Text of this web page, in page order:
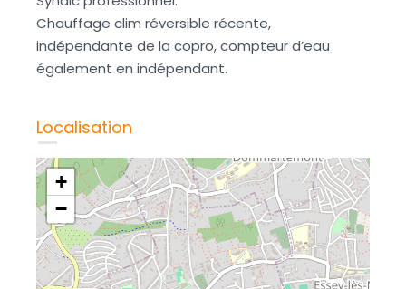
Chauffage clim réversible récente,
indépendante de la copro, compteur d’eau
également en indépendant.
Localisation
+
−